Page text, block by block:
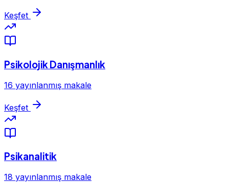
Keşfet
Psikolojik Danışmanlık
16 yayınlanmış makale
Keşfet
Psikanalitik
18 yayınlanmış makale